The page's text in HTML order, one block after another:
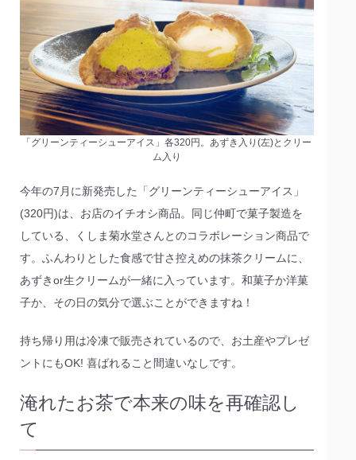
「グリーンティーシューアイス」各320円。あずき入り(左)とクリー
ム入り
今年の7月に新発売した「グリーンティーシューアイス」
(320円)は、お店のイチオシ商品。同じ仲町で菓子製造を
している、くしま菊水堂さんとのコラボレーション商品で
す。ふんわりとした食感で甘さ控えめの抹茶クリームに、
あずきor生クリームが一緒に入っています。和菓子か洋菓
子か、その日の気分で選ぶことができますね！
持ち帰り用は冷凍で販売されているので、お土産やプレゼ
ントにもOK! 喜ばれること間違いなしです。
淹れたお茶で本来の味を再確認し
て